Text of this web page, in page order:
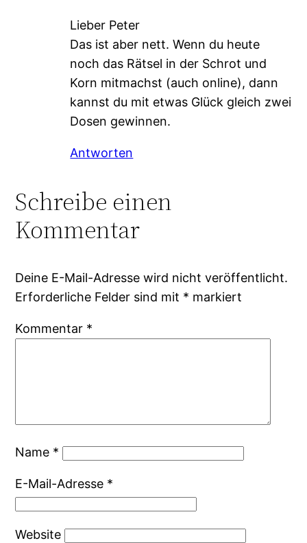
Lieber Peter
Das ist aber nett. Wenn du heute
noch das Rätsel in der Schrot und
Korn mitmachst (auch online), dann
kannst du mit etwas Glück gleich zwei
Dosen gewinnen.
Antworten
Schreibe einen
Kommentar
Deine E-Mail-Adresse wird nicht veröffentlicht.
Erforderliche Felder sind mit * markiert
Kommentar *
Name *
E-Mail-Adresse *
Website